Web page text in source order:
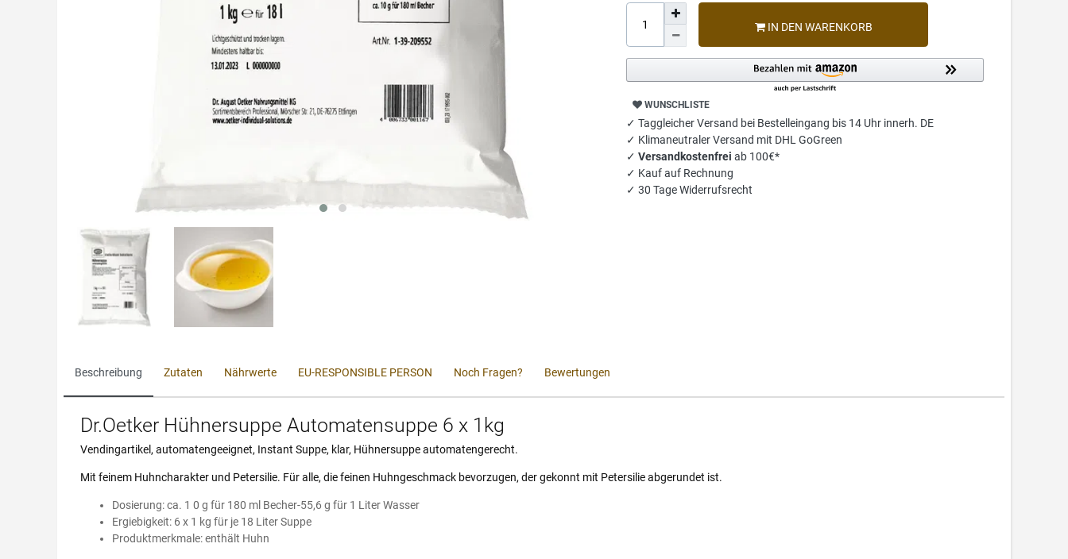
IN DEN WARENKORB
WUNSCHLISTE
✓ Taggleicher Versand bei Bestelleingang bis 14 Uhr innerh. DE
✓ Klimaneutraler Versand mit DHL GoGreen
✓Versandkostenfreiab 100€*
✓ Kauf auf Rechnung
✓ 30 Tage Widerrufsrecht
Beschreibung Zutaten Nährwerte EU-RESPONSIBLE PERSON Noch Fragen? Bewertungen
Dr.Oetker Hühnersuppe Automatensuppe 6 x 1kg
Vendingartikel, automatengeeignet, Instant Suppe, klar, Hühnersuppe automatengerecht.
Mit feinem Huhncharakter und Petersilie. Für alle, die feinen Huhngeschmack bevorzugen, der gekonnt mit Petersilie abgerundet ist.
Dosierung: ca. 1 0 g für 180 ml Becher-55,6 g für 1 Liter Wasser
Ergiebigkeit: 6 x 1 kg für je 18 Liter Suppe
Produktmerkmale: enthält Huhn